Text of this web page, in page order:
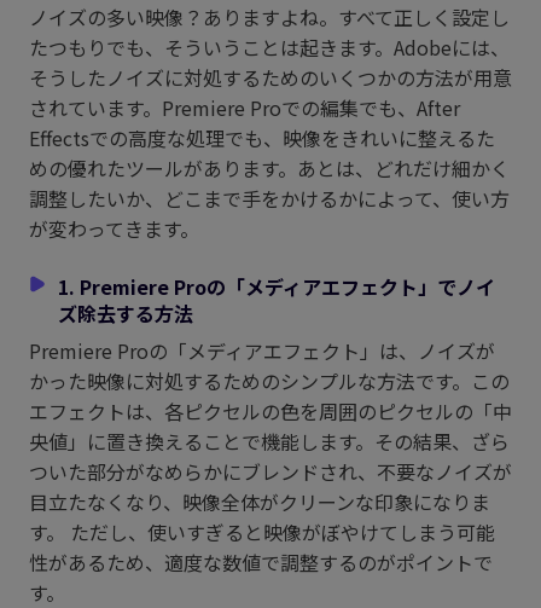
ノイズの多い映像？ありますよね。すべて正しく設定し
たつもりでも、そういうことは起きます。Adobeには、
そうしたノイズに対処するためのいくつかの方法が用意
されています。Premiere Proでの編集でも、After
Effectsでの高度な処理でも、映像をきれいに整えるた
めの優れたツールがあります。あとは、どれだけ細かく
調整したいか、どこまで手をかけるかによって、使い方
が変わってきます。
1. Premiere Proの「メディアエフェクト」でノイ
ズ除去する方法
Premiere Proの「メディアエフェクト」は、ノイズが
かった映像に対処するためのシンプルな方法です。この
エフェクトは、各ピクセルの色を周囲のピクセルの「中
央値」に置き換えることで機能します。その結果、ざら
ついた部分がなめらかにブレンドされ、不要なノイズが
目立たなくなり、映像全体がクリーンな印象になりま
す。 ただし、使いすぎると映像がぼやけてしまう可能
性があるため、適度な数値で調整するのがポイントで
す。